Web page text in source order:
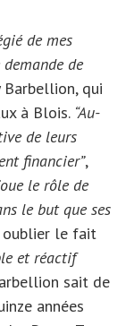
de mes
de
Barbellion, qui
à Blois. “Au-
de leurs
financier”,
le rôle de
le but que ses
oublier le fait
et réactif
sait de
années